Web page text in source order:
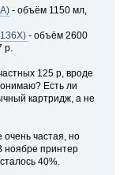
- объём 1150 мл,
- объём 2600
р.
125 р, вроде
Есть ли
картридж, а не
очень частая, но
ноябре принтер
40%.